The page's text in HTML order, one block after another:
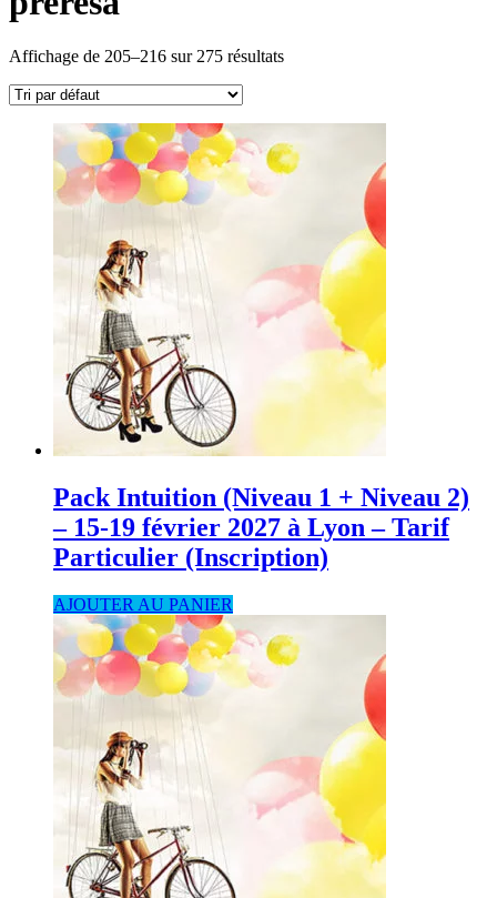
Affichage de 205–216 sur 275 résultats
Pack Intuition (Niveau 1 + Niveau 2)
– 15-19 février 2027 à Lyon – Tarif
Particulier (Inscription)
AJOUTER AU PANIER